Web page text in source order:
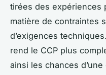
tirées des expériences
matière de contraintes
d’exigences
rend le CCP plus
ainsi les chances